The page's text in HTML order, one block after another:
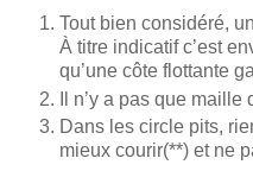
Tout bien considéré,
À titre indicatif c’est
qu’une côte flottante
Il n’y a pas que maille
Dans les circle pits,
mieux courir(**) et ne